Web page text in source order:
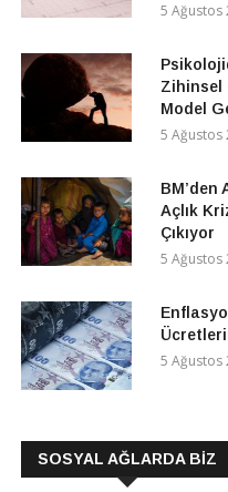
5 Ağustos
Zihinsel
Model
5 Ağustos
BM’den
Açlık
Çıkıyor
5 Ağustos
5 Ağustos
SOSYAL AĞLARDA BİZ